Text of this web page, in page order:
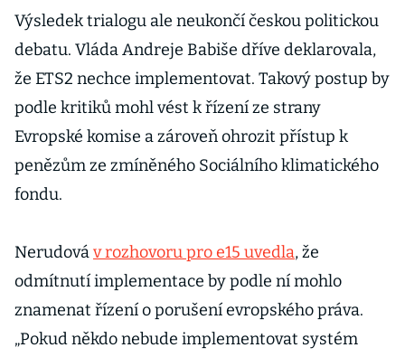
Výsledek trialogu ale neukončí českou politickou
debatu. Vláda Andreje Babiše dříve deklarovala,
že ETS2 nechce implementovat. Takový postup by
podle kritiků mohl vést k řízení ze strany
Evropské komise a zároveň ohrozit přístup k
penězům ze zmíněného Sociálního klimatického
fondu.
Nerudováv rozhovoru pro e15 uvedla, že
odmítnutí implementace by podle ní mohlo
znamenat řízení o porušení evropského práva.
„Pokud někdo nebude implementovat systém